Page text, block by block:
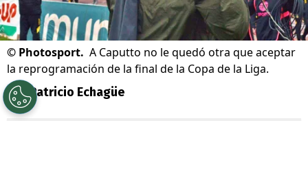
© Photosport. A Caputto no le quedó otra que aceptar
la reprogramación de la final de la Copa de la Liga.
Por Patricio Echagüe